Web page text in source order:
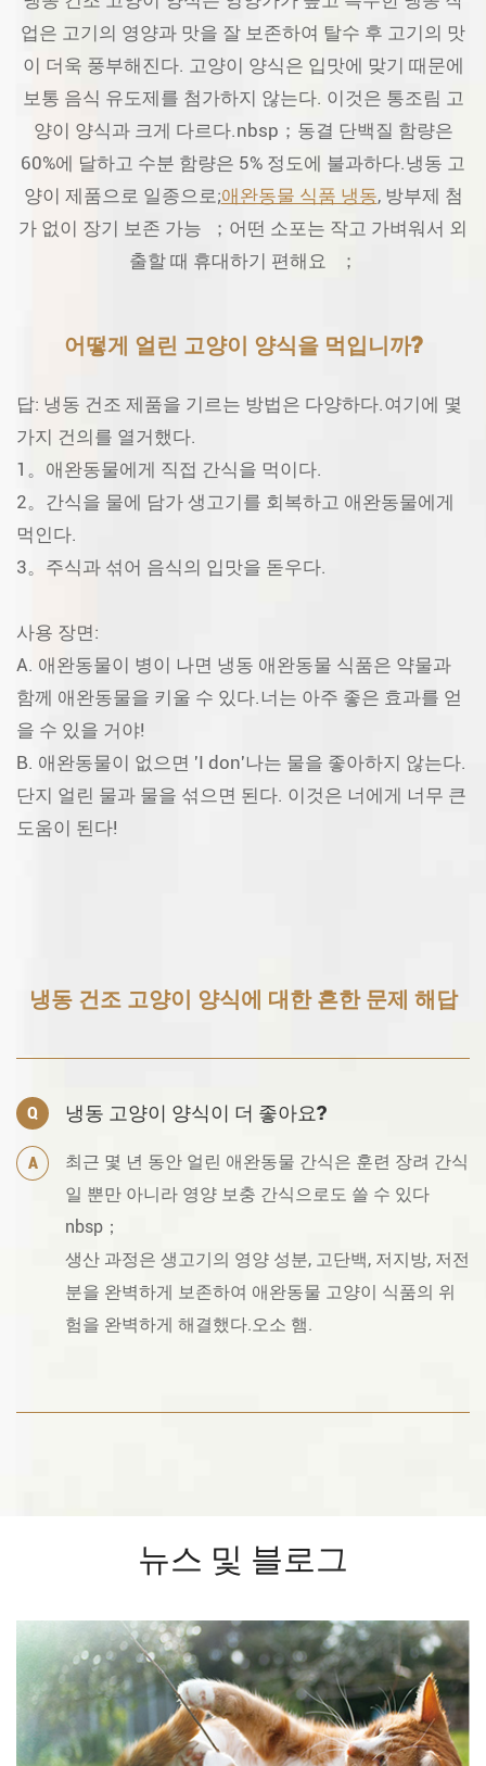
업은 고기의 영양과 맛을 잘 보존하여 탈수 후 고기의 맛
이 더욱 풍부해진다. 고양이 양식은 입맛에 맞기 때문에
보통 음식 유도제를 첨가하지 않는다. 이것은 통조림 고
양이 양식과 크게 다르다.nbsp；동결 단백질 함량은
60%에 달하고 수분 함량은 5% 정도에 불과하다.냉동 고
양이 제품으로 일종으로;애완동물 식품 냉동, 방부제 첨
가 없이 장기 보존 가능 ；어떤 소포는 작고 가벼워서 외
출할 때 휴대하기 편해요 ；
어떻게 얼린 고양이 양식을 먹입니까?
답: 냉동 건조 제품을 기르는 방법은 다양하다.여기에 몇
가지 건의를 열거했다.
1。애완동물에게 직접 간식을 먹이다.
2。간식을 물에 담가 생고기를 회복하고 애완동물에게
먹인다.
3。주식과 섞어 음식의 입맛을 돋우다.
사용 장면:
A. 애완동물이 병이 나면 냉동 애완동물 식품은 약물과
함께 애완동물을 키울 수 있다.너는 아주 좋은 효과를 얻
을 수 있을 거야!
B. 애완동물이 없으면 'I don'나는 물을 좋아하지 않는다.
단지 얼린 물과 물을 섞으면 된다. 이것은 너에게 너무 큰
도움이 된다!
냉동 건조 고양이 양식에 대한 흔한 문제 해답
Q 냉동 고양이 양식이 더 좋아요?
A
최근 몇 년 동안 얼린 애완동물 간식은 훈련 장려 간식
일 뿐만 아니라 영양 보충 간식으로도 쓸 수 있다
nbsp；
생산 과정은 생고기의 영양 성분, 고단백, 저지방, 저전
분을 완벽하게 보존하여 애완동물 고양이 식품의 위
험을 완벽하게 해결했다.오소 햄.
뉴스 및 블로그